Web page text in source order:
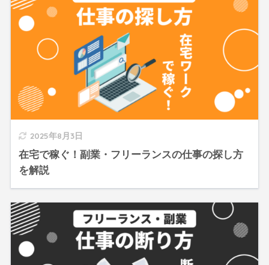
2025年8月3日
在宅で稼ぐ！副業・フリーランスの仕事の探し方
を解説